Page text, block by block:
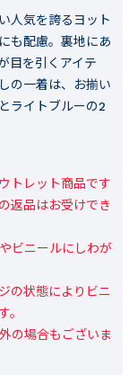
人気を誇るヨット
も配慮。裏地にあ
目を引くアイテ
の一着は、お揃い
ライトブルーの2
トレット商品です
返品はお受けでき
ビニールにしわが
の状態によりビニ
。
の場合もございま